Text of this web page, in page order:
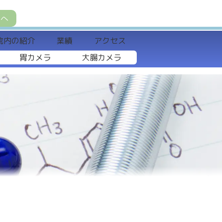
内の紹介 業績
アクセス
胃カメラ
大腸カメラ